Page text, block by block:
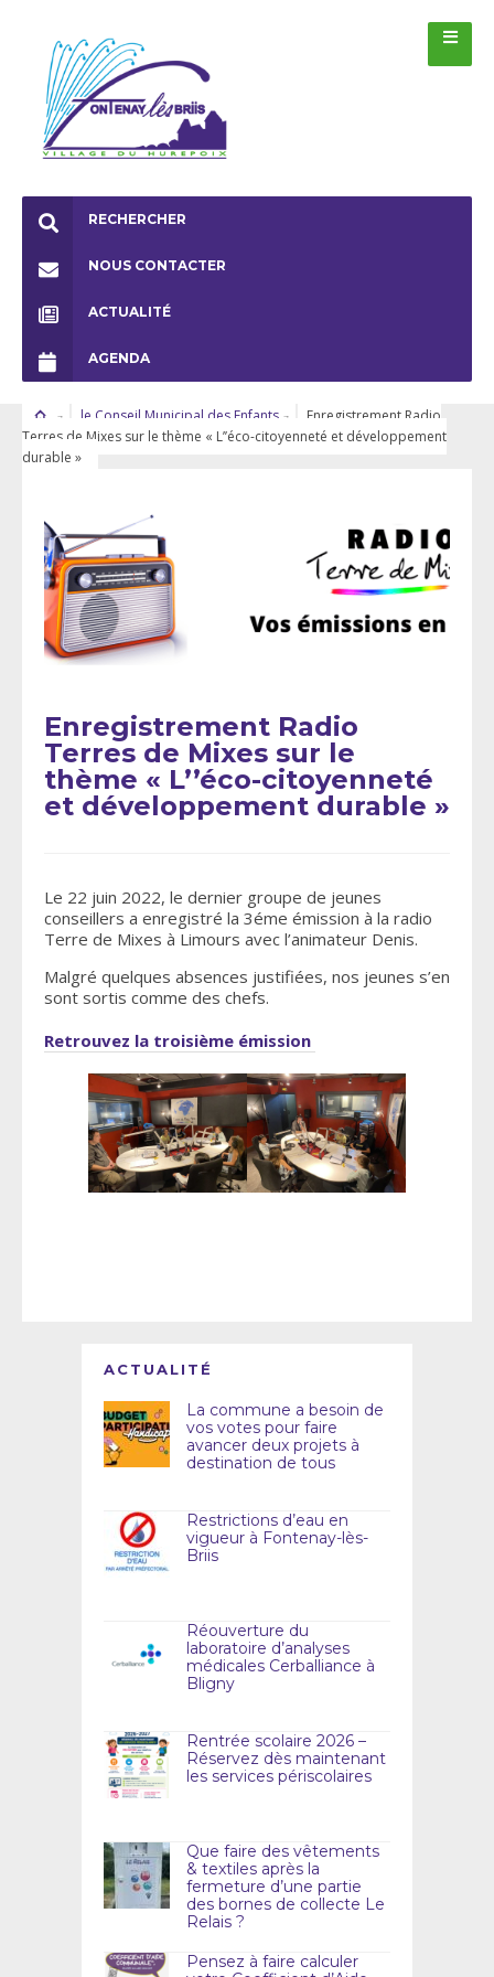
RECHERCHER
NOUS CONTACTER
ACTUALITÉ
AGENDA
le Conseil Municipal des Enfants
Enregistrement Radio
Terres de Mixes sur le thème « L’’éco-citoyenneté et développement
durable »
Enregistrement Radio
Terres de Mixes sur le
thème « L’’éco-citoyenneté
et développement durable »
Le 22 juin 2022, le dernier groupe de jeunes
conseillers a enregistré la 3éme émission à la radio
Terre de Mixes à Limours avec l’animateur Denis.
Malgré quelques absences justifiées, nos jeunes s’en
sont sortis comme des chefs.
Retrouvez la troisième émission
ACTUALITÉ
La commune a besoin de
vos votes pour faire
avancer deux projets à
destination de tous
Restrictions d’eau en
vigueur à Fontenay-lès-
Briis
Réouverture du
laboratoire d’analyses
médicales Cerballiance à
Bligny
Rentrée scolaire 2026 –
Réservez dès maintenant
les services périscolaires
Que faire des vêtements
& textiles après la
fermeture d’une partie
des bornes de collecte Le
Relais ?
Pensez à faire calculer